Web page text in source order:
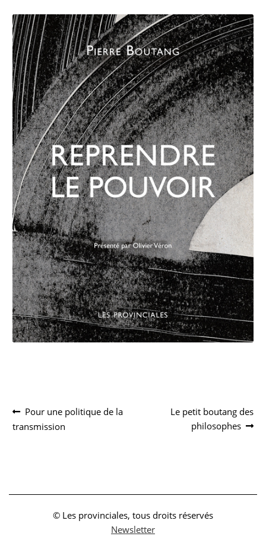
Navigation
de
Article
précédent :
Pour une politique de la
transmission
Article
suivant :
Le petit boutang des
philosophes
© Les provinciales, tous droits réservés
Newsletter